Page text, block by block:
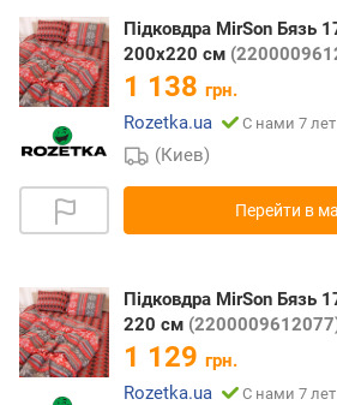
Підковдра MirSon Бязь
200х220 см
1 138 грн.
Rozetka.ua
С нами 7 лет
(Киев)
Перейти в
Підковдра MirSon Бязь
220 см
1 129 грн.
Rozetka.ua
С нами 7 лет